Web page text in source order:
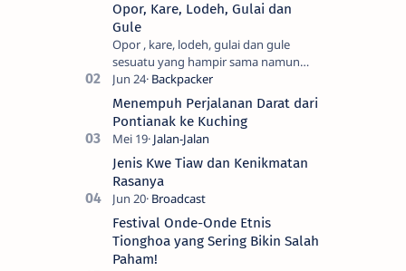
Opor, Kare, Lodeh, Gulai dan
Gule
Opor , kare, lodeh, gulai dan gule
sesuatu yang hampir sama namun
berbeda. Saya sendiri kesulitan untuk
membedakanya. Mencari tahu ada…
Menempuh Perjalanan Darat dari
Pontianak ke Kuching
Jenis Kwe Tiaw dan Kenikmatan
Rasanya
Festival Onde-Onde Etnis
Tionghoa yang Sering Bikin Salah
Paham!